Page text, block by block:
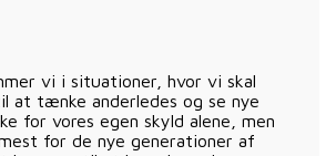
vi i situationer, hvor vi skal
at tænke anderledes og se nye
for vores egen skyld alene, men
for de nye generationer af